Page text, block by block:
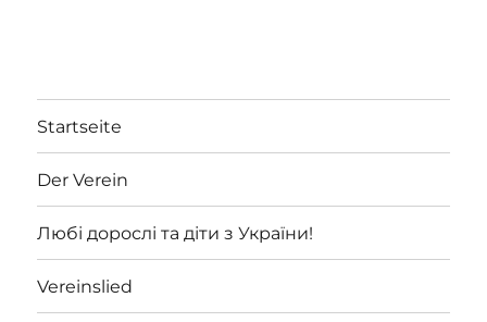
Startseite
Der Verein
Любі дорослі та діти з України!
Vereinslied